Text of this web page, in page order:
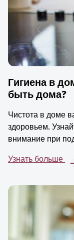
Гигиена в
быть дома?
Чистота в доме
здоровьем.
внимание при
Узнать больше